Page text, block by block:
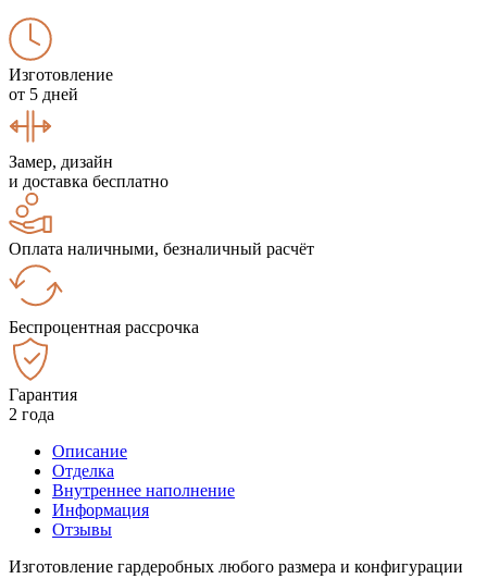
Изготовление
от 5 дней
Замер, дизайн
и доставка бесплатно
Оплата наличными, безналичный расчёт
Беспроцентная рассрочка
Гарантия
2 года
Описание
Отделка
Внутреннее наполнение
Информация
Отзывы
Изготовление гардеробных любого размера и конфигурации